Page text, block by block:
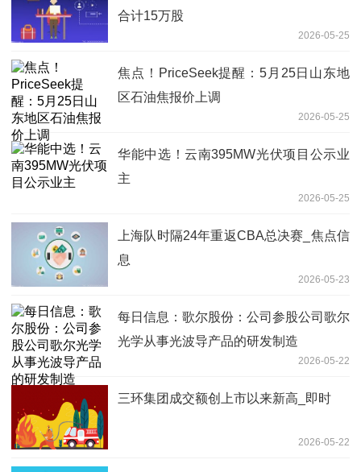
合计15万股
2026-05-25
焦点！PriceSeek提醒：5月25日山东地
区石油焦报价上调
2026-05-25
华能中选！云南395MW光伏项目公示业
主
2026-05-25
上海队时隔24年重返CBA总决赛_焦点信
息
2026-05-23
每日信息：歌尔股份：公司参股公司歌尔
光学从事光波导产品的研发制造
2026-05-22
三环集团成交额创上市以来新高_即时
2026-05-22